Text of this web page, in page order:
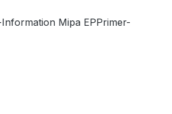
Mipa EPPrimer-